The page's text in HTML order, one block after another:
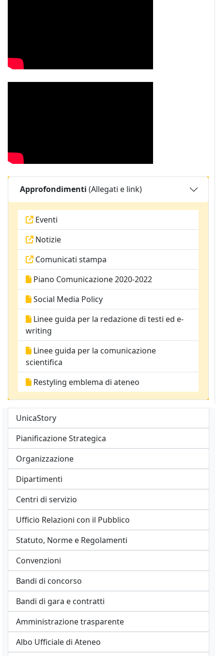
Approfondimenti (Allegati e link)
Eventi
Notizie
Comunicati stampa
Piano Comunicazione 2020-2022
Social Media Policy
Linee guida per la redazione di testi ed e-
writing
Linee guida per la comunicazione
scientifica
Restyling emblema di ateneo
UnicaStory
Pianificazione Strategica
Organizzazione
Dipartimenti
Centri di servizio
Ufficio Relazioni con il Pubblico
Statuto, Norme e Regolamenti
Convenzioni
Bandi di concorso
Bandi di gara e contratti
Amministrazione trasparente
Albo Ufficiale di Ateneo